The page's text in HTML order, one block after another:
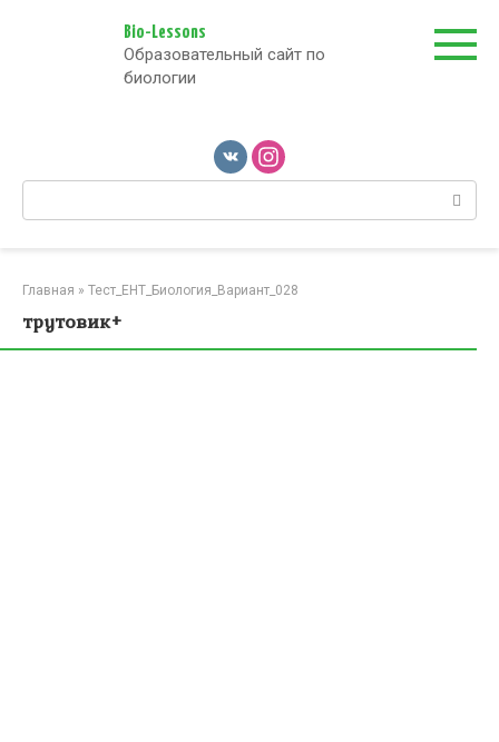
Bio-Lessons
Образовательный сайт по
биологии
Поиск:
Главная » Тест_ЕНТ_Биология_Вариант_028
трутовик+